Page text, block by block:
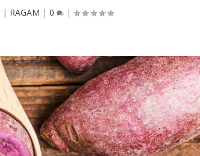
| RAGAM | 0 |